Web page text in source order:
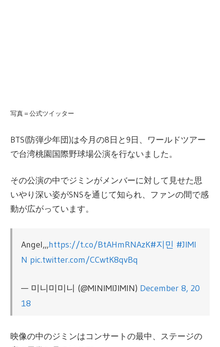
写真＝公式ツイッター
BTS(防弾少年団)は今月の8日と9日、ワールドツアー
で台湾桃園国際野球場公演を行ないました。
その公演の中でジミンがメンバーに対して見せた思
いやり深い姿がSNSを通じて知られ、ファンの間で感
動が広がっています。
Angel,,,https://t.co/BtAHmRNAzK#지민 #JIMI
N pic.twitter.com/CCwtK8qvBq
— 미니미미니 (@MINIMIJIMIN) December 8, 20
18
映像の中のジミンはコンサートの最中、ステージの